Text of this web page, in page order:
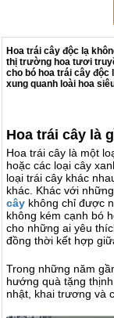
Hoa trái cây độc lạ
thị trường hoa tươi
cho bó hoa trái cây độc
xung quanh loài hoa
Hoa trái cây là
Hoa trái cây là một
hoặc các loại cây
loại trái cây khác
khác. Khác với
cây không chỉ được
không kém cạnh bó
cho những ai yêu
đồng thời kết hợp
Trong những năm
hướng quà tặng
nhật, khai trương và